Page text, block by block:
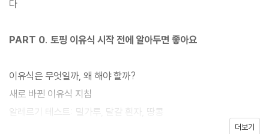
이 뿐이를 위해서 토핑 이유식, 자기주도이유식까지 모두 만들어봤
습니다. 또한 미국 소아과학회, WHO 자료, 해외 논문 등을 찾아보
면서 변경된 이유식 지침에 대해서도 열심히 조사하고 공부했습니
다. 그 모든 경험과 지식, 노하우를 이 책에 담았습니다. 이유식을 처
다
PART 0. 토핑 이유식 시작 전에 알아두면 좋아요
이유식은 무엇일까, 왜 해야 할까?
새로 바뀐 이유식 지침
알레르기 테스트: 밀가루, 달걀 흰자, 땅콩
더보기